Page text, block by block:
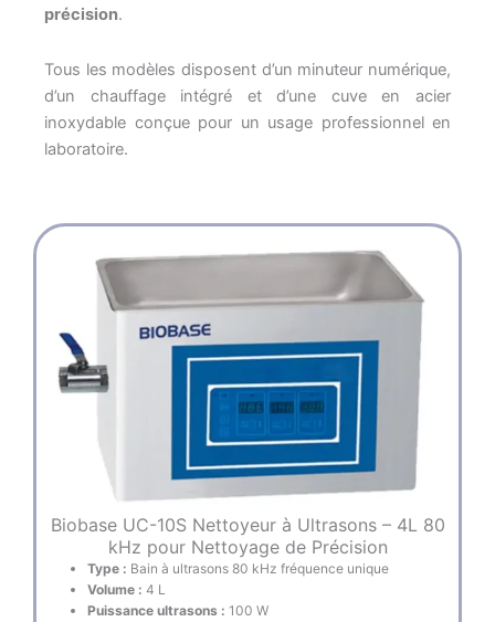
précision.
Tous les modèles disposent d’un minuteur numérique,
d’un chauffage intégré et d’une cuve en acier
inoxydable conçue pour un usage professionnel en
laboratoire.
Biobase UC-10S Nettoyeur à Ultrasons – 4L 80
kHz pour Nettoyage de Précision
Type : Bain à ultrasons 80 kHz fréquence unique
Volume : 4 L
Puissance ultrasons : 100 W